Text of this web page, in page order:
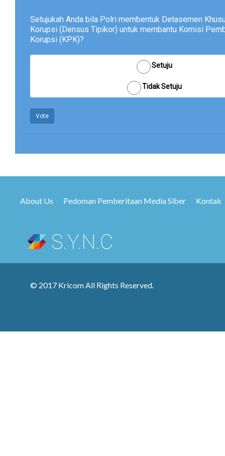
Setujukah Anda bila Polri membentuk Detasemen
Korupsi (Densus Tipikor) untuk membantu Komisi
Korupsi (KPK)?
Setuju
Tidak Setuju
Vote
About Us Pedoman Pemberitaan Media Siber Kontak
© 2017 Kricom All Rights Reserved.